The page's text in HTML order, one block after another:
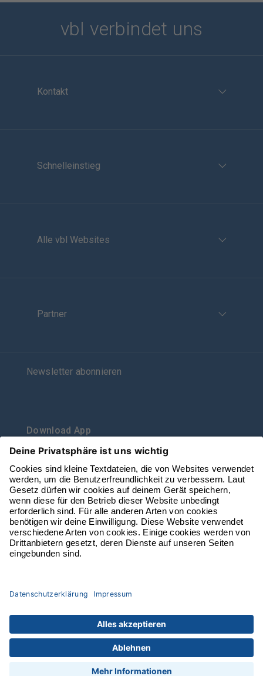
vbl verbindet uns
Kontakt
Schnelleinstieg
Alle vbl Websites
Partner
Newsletter abonnieren
Download App
vbl auf Social Media
VBL auf Facebook folgen
VBL auf Youtube folgen
VBL auf Instagram folgen
VBL auf Linkedin
© 2026 Verkehrsbetriebe Luzern AG